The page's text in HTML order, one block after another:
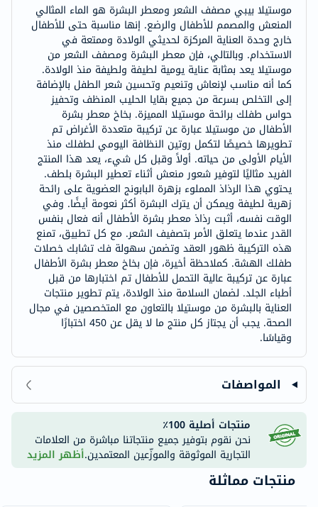
موستيلا بيبي مصفف الشعر ومعطر البشرة هو الماء المثالي
المنعش والمصمم للأطفال والرضع. إنها مناسبة حتى للأطفال
خارج وحدة العناية المركزة لحديثي الولادة وممتعة في
الاستخدام. وبالتالي، فإن معطر البشرة ومصفف الشعر من
موستيلا يعد بمثابة عناية يومية لطيفة ولطيفة منذ الولادة.
كما أنه مناسب لإنعاش وتنعيم وتحسين شعر الطفل بالإضافة
إلى التخلص بسرعة من جميع بقايا الحليب المنظف وتحفيز
حواس طفلك برائحة موستيلا المميزة. بخاخ معطر بشرة
الأطفال من موستيلا عبارة عن تركيبة متعددة الأغراض تم
تطويرها خصيصًا لتكمل روتين النظافة اليومي لطفلك منذ
الأيام الأولى من حياته. أولاً وقبل كل شيء، يعد هذا المنتج
الفريد مثاليًا لتوفير شعور منعش أثناء تعطير البشرة بلطف.
يحتوي هذا الرذاذ المملوء بزهرة البابونج العضوية على رائحة
زهرية لطيفة ويمكن أن يترك البشرة أكثر نعومة أيضًا. وفي
الوقت نفسه، أثبت رذاذ معطر بشرة الأطفال أنه فعال بنفس
القدر عندما يتعلق الأمر بتصفيف الشعر. مع كل تطبيق، تمنع
هذه التركيبة ظهور العقد وتضمن سهولة فك تشابك خصلات
طفلك الهشة. كملاحظة أخيرة، فإن بخاخ معطر بشرة الأطفال
عبارة عن تركيبة عالية التحمل للأطفال تم اختبارها من قبل
أطباء الجلد. لضمان السلامة منذ الولادة، يتم تطوير منتجات
العناية بالبشرة من موستيلا بالتعاون مع المتخصصين في مجال
الصحة. يجب أن يجتاز كل منتج ما لا يقل عن 450 اختبارًا
وقياسًا.
المواصفات
منتجات أصلية 100٪
نحن نقوم بتوفير جميع منتجاتنا مباشرة من العلامات
التجارية الموثوقة والموزّعين المعتمدين.أظهر المزيد
منتجات مماثلة